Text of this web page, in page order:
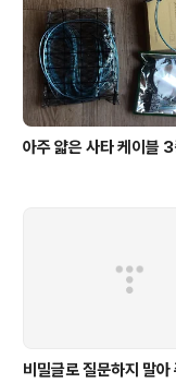
아주 얇은 사타 케이블
비밀글로 질문하지 말아